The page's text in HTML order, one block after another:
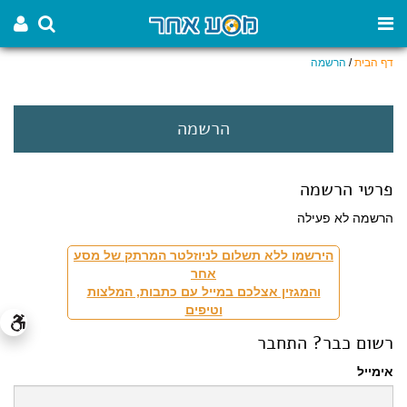
דף הבית/ הרשמה
הרשמה
פרטי הרשמה
הרשמה לא פעילה
הירשמו ללא תשלום לניוזלטר המרתק של מסע
אחר
והמגזין אצלכם במייל עם כתבות, המלצות
וטיפים
רשום כבר? התחבר
אימייל